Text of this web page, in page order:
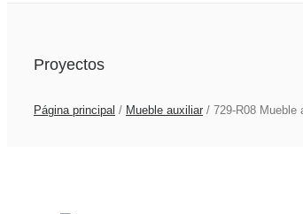
Proyectos
Página principal / Mueble auxiliar / 729-R08 Mueble